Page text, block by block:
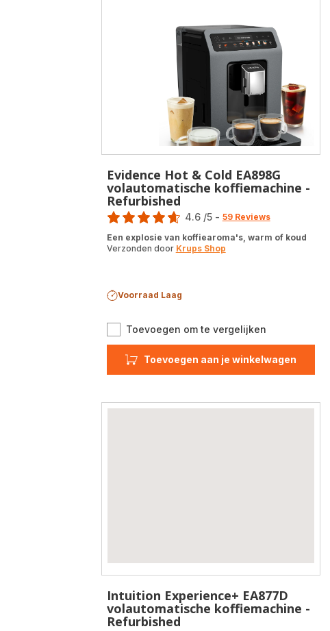
Toevoegen om te vergelijkenEvidence
Hot
&
koffiemachine
Toevoegen aan je winkelwagen
Evidence Hot & Cold EA898G
volautomatische koffiemachine -
Refurbished
Score
4.6 /5 - 59 Reviews
Een explosie van koffiearoma's, warm of koud
Verzonden door Krups Shop
Voorraad Laag
Intuition Experience+ EA877D
volautomatische koffiemachine -
Refurbished
Score